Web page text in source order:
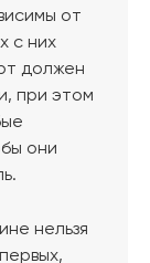
от
с них
должен
при этом
они
нельзя